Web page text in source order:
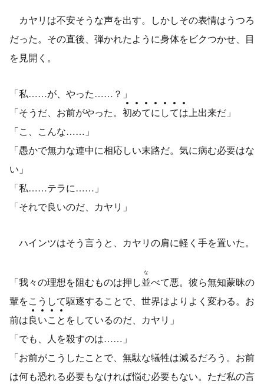
カヤリは不安そうな声を出す。しかしその表情はうつろ
だった。その直後、弾かれたように身体をビクつかせ、目
を見開く。
「私……が、やった……？」
「そうだ、お前がやった。 初めてにしては上出来だ」
「こ、こんな……」
「愚かで無力な連中に相応しい末路だ。気に病む必要はな
い」
「私……テラに……」
「それで良いのだ、カヤリ」
ハインツはそう言うと、カヤリの肩に軽く手を置いた。
「我々の理想を阻むものは押し並
な
べて悪。彼ら無知蒙昧の
輩をこうして駆逐することで、世界はよりよく変わる。お
前は良いこ と をしているのだ、カヤリ」
「でも、人を殺すのは……」
「お前がこうしたことで、無駄な犠牲は減るだろう。お前
は何も恐れる必要もなければ悩む必要もない。ただ私の言